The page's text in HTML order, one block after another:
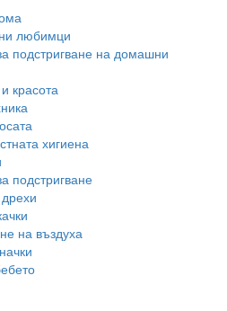
любимци
подстригване на домашни
красота
хигиена
подстригване
на въздуха